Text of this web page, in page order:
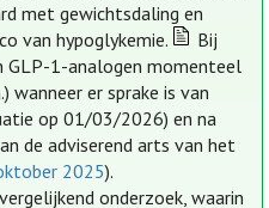
met gewichtsdaling en
van hypoglykemie.
Bij
GLP-1-analogen momenteel
wanneer er sprake is van
op 01/03/2026) en na
de adviserend arts van het
2025).
onderzoek, waarin